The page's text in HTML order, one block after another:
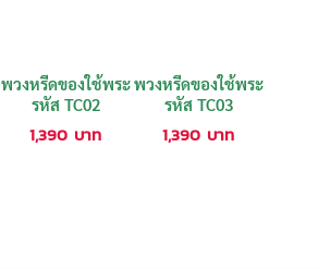
พวงหรีดของใช้พระ
รหัส TC02
1,390 บาท
พวงหรีดของใช้พระ
รหัส TC03
1,390 บาท